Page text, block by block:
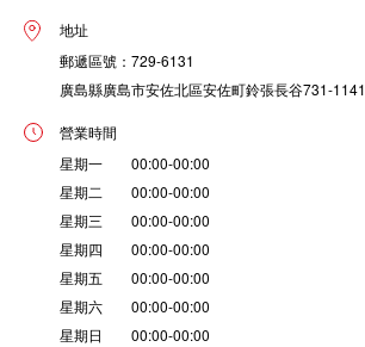
地址
郵遞區號：729-6131
廣島縣廣島市安佐北區安佐町鈴張長谷731-1141
營業時間
星期一 00:00-00:00
星期二 00:00-00:00
星期三 00:00-00:00
星期四 00:00-00:00
星期五 00:00-00:00
星期六 00:00-00:00
星期日 00:00-00:00